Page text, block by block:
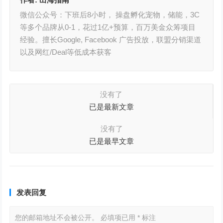
微信公众号：下班后8小时， 操盘孵化宠物，储能，3C
等多个品牌从0-1，花过1亿+预算，百万美金众筹项目
经验。擅长Google, Facebook 广告投放，联盟分销渠道
以及网红/Deal等低成本获客
没有了
已是最新文章
没有了
已是最早文章
发表回复
您的邮箱地址不会被公开。 必填项已用* 标注